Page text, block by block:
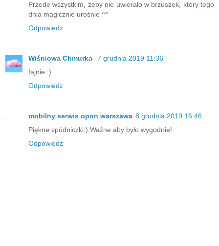
Przede wszystkim, żeby nie uwierało w brzuszek, który tego
dnia magicznie urośnie ^^
Odpowiedz
Wiśniowa Chmurka
7 grudnia 2019 11:36
fajnie :)
Odpowiedz
mobilny serwis opon warszawa 8 grudnia 2019 16:46
Piękne spódniczki:) Ważne aby było wygodnie!
Odpowiedz